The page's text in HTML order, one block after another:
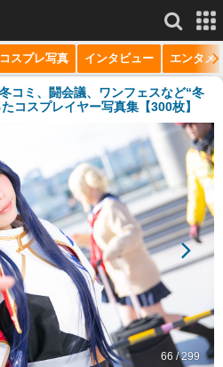
もっと見る
コスプレ写真 インタビュー エンタメ
コミ、闘会議、ワンフェスなど“冬
コスプレイヤー写真集【300枚】
66 / 299